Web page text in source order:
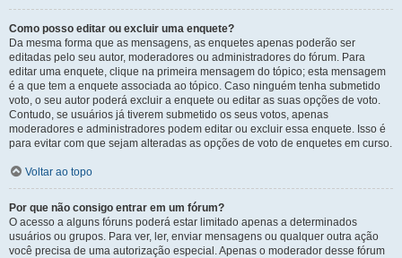
Como posso editar ou excluir uma enquete?
Da mesma forma que as mensagens, as enquetes apenas poderão ser
editadas pelo seu autor, moderadores ou administradores do fórum. Para
editar uma enquete, clique na primeira mensagem do tópico; esta mensagem
é a que tem a enquete associada ao tópico. Caso ninguém tenha submetido
voto, o seu autor poderá excluir a enquete ou editar as suas opções de voto.
Contudo, se usuários já tiverem submetido os seus votos, apenas
moderadores e administradores podem editar ou excluir essa enquete. Isso é
para evitar com que sejam alteradas as opções de voto de enquetes em curso.
Voltar ao topo
Por que não consigo entrar em um fórum?
O acesso a alguns fóruns poderá estar limitado apenas a determinados
usuários ou grupos. Para ver, ler, enviar mensagens ou qualquer outra ação
você precisa de uma autorização especial. Apenas o moderador desse fórum